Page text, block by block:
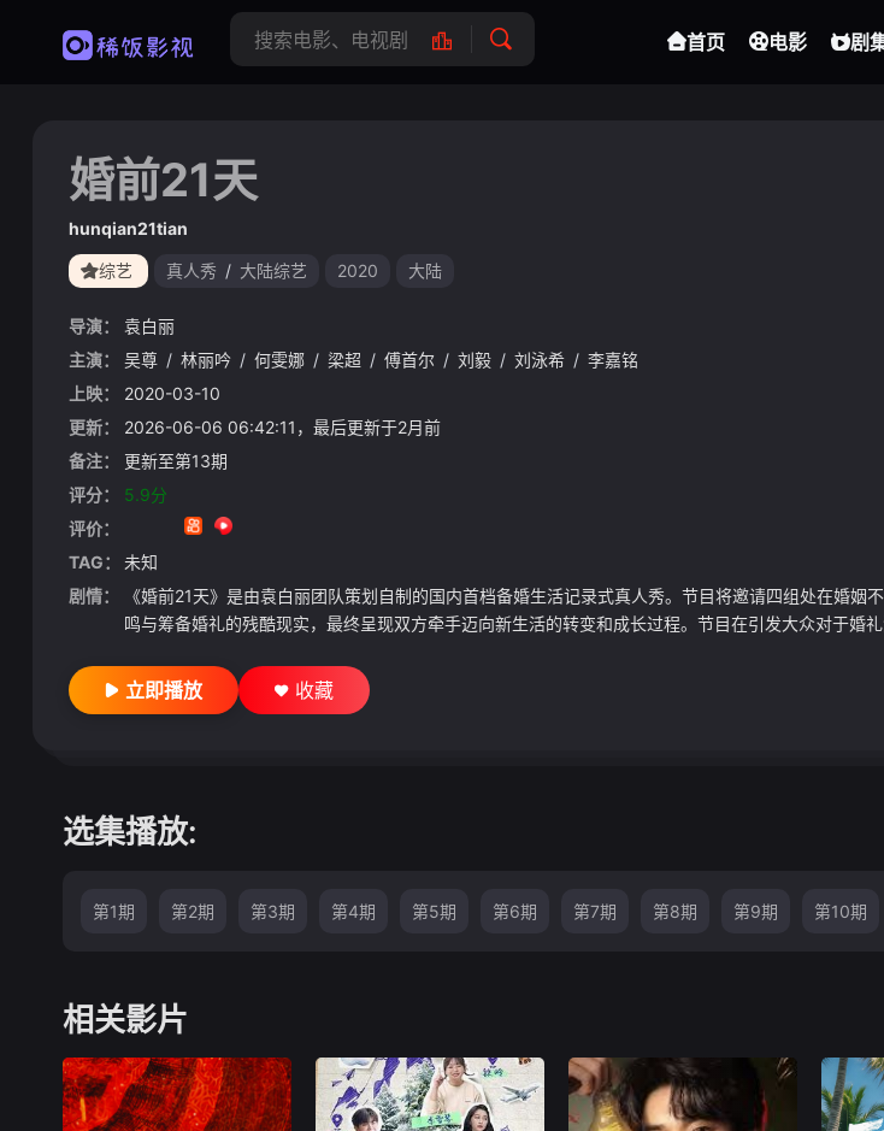
首页 电影 剧
婚前21天
hunqian21tian
综艺 真人秀 / 大陆综艺 2020 大陆
导演：
袁白丽
主演：
吴尊 / 林丽吟 / 何雯娜 / 梁超 / 傅首尔 / 刘毅 / 刘泳希 / 李嘉铭
上映：
2020-03-10
更新：
2026-06-06 06:42:11，最后更新于2月前
备注：
更新至第13期
评分：
5.9分
评价：
TAG：
未知
剧情：
《婚前21天》是由袁白丽团队策划自制的国内首档备婚生活记录式真人秀。节目将邀请四组处在婚
鸣与筹备婚礼的残酷现实，最终呈现双方牵手迈向新生活的转变和成长过程。节目在引发大众对于婚
立即播放 收藏
选集播放:
第1期 第2期 第3期 第4期 第5期 第6期 第7期 第8期 第9期 第10期
相关影片